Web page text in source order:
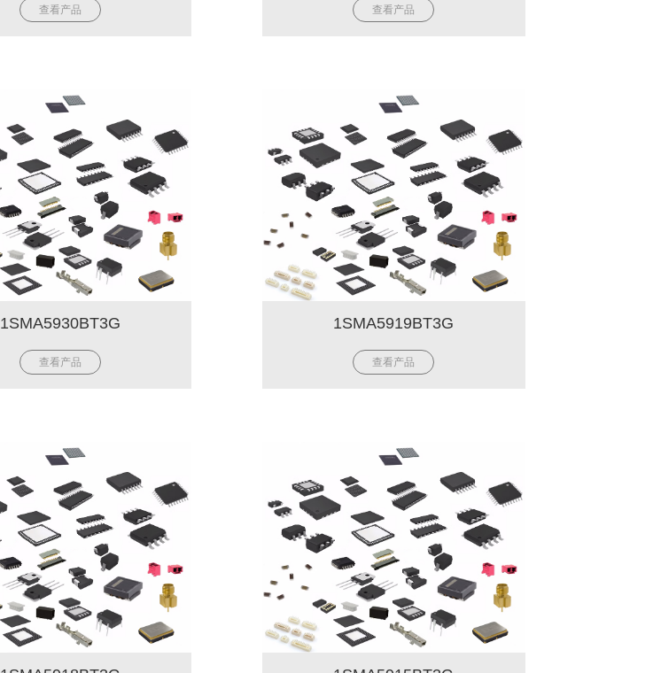
查看产品 查看产品
1SMA5930BT3G
查看产品
1SMA5919BT3G
查看产品